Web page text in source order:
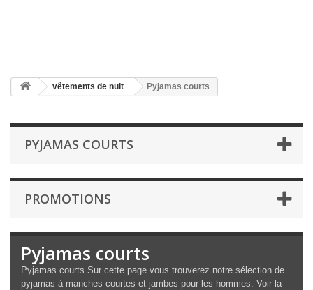
vêtements de nuit Pyjamas courts
PYJAMAS COURTS
PROMOTIONS
Pyjamas courts
Pyjamas courts Sur cette page vous trouverez notre sélection de
pyjamas à manches courtes et jambes pour les hommes. Voir la